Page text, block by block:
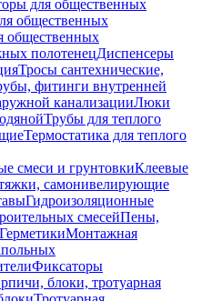
для общественных
общественных
общественных
полотенецДиспенсеры
Тросы сантехнические,
фитинги внутренней
канализацииЛюки
Трубы для теплого
Термостатика для теплого
смеси и грунтовкиКлеевые
самонивелирующие
Гидроизоляционные
смесейПены,
ГерметикиМонтажная
Фиксаторы
блоки, тротуарная